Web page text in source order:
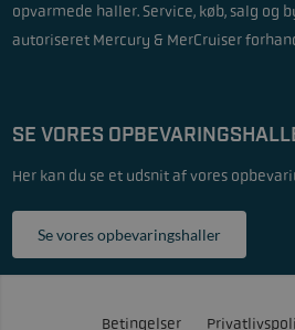
opvarmede haller. Service, køb, salg og
autoriseret Mercury & MerCruiser
SE VORES
Her kan du se et udsnit af vores
Se vores opbevaringshaller
Betingelser